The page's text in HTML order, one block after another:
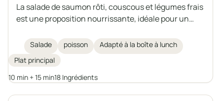
La salade de saumon rôti, couscous et légumes frais
est une proposition nourrissante, idéale pour un
L'association du saumon juteux mariné, des
légumes et de la vinaigrette citron-huile d'olive crée
un plat plein de saveurs et de valeurs
nutritionnelles.
Salade poisson
Adapté à la boîte à lunch
Plat principal
10 min + 15 min18 Ingrédients